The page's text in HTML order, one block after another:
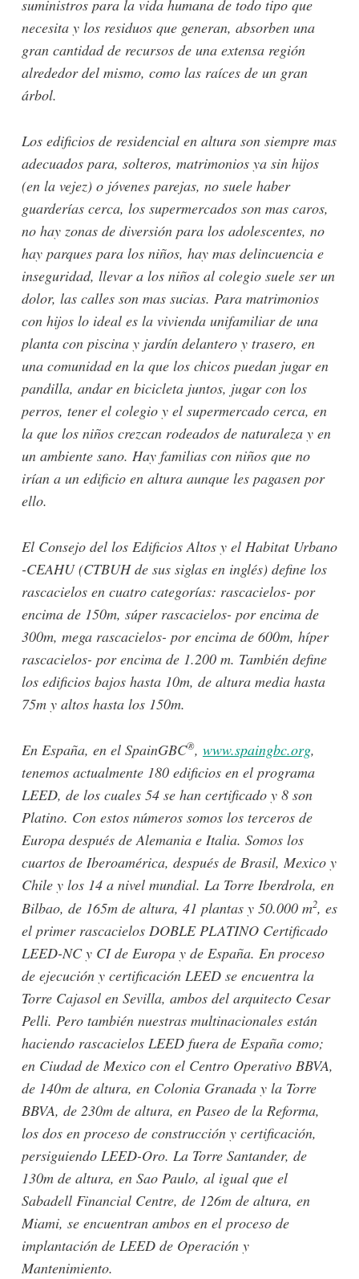
suministros para la vida humana de todo tipo que
necesita y los residuos que generan, absorben una
gran cantidad de recursos de una extensa región
alrededor del mismo, como las raíces de un gran
árbol.
Los edificios de residencial en altura son siempre mas
adecuados para, solteros, matrimonios ya sin hijos
(en la vejez) o jóvenes parejas, no suele haber
guarderías cerca, los supermercados son mas caros,
no hay zonas de diversión para los adolescentes, no
hay parques para los niños, hay mas delincuencia e
inseguridad, llevar a los niños al colegio suele ser un
dolor, las calles son mas sucias. Para matrimonios
con hijos lo ideal es la vivienda unifamiliar de una
planta con piscina y jardín delantero y trasero, en
una comunidad en la que los chicos puedan jugar en
pandilla, andar en bicicleta juntos, jugar con los
perros, tener el colegio y el supermercado cerca, en
la que los niños crezcan rodeados de naturaleza y en
un ambiente sano. Hay familias con niños que no
irían a un edificio en altura aunque les pagasen por
ello.
El Consejo del los Edificios Altos y el Habitat Urbano
-CEAHU (CTBUH de sus siglas en inglés) define los
rascacielos en cuatro categorías: rascacielos- por
encima de 150m, súper rascacielos- por encima de
300m, mega rascacielos- por encima de 600m, híper
rascacielos- por encima de 1.200 m. También define
los edificios bajos hasta 10m, de altura media hasta
75m y altos hasta los 150m.
En España, en el SpainGBC®, www.spaingbc.org,
tenemos actualmente 180 edificios en el programa
LEED, de los cuales 54 se han certificado y 8 son
Platino. Con estos números somos los terceros de
Europa después de Alemania e Italia. Somos los
cuartos de Iberoamérica, después de Brasil, Mexico y
Chile y los 14 a nivel mundial. La Torre Iberdrola, en
Bilbao, de 165m de altura, 41 plantas y 50.000 m2, es
el primer rascacielos DOBLE PLATINO Certificado
LEED-NC y CI de Europa y de España. En proceso
de ejecución y certificación LEED se encuentra la
Torre Cajasol en Sevilla, ambos del arquitecto Cesar
Pelli. Pero también nuestras multinacionales están
haciendo rascacielos LEED fuera de España como;
en Ciudad de Mexico con el Centro Operativo BBVA,
de 140m de altura, en Colonia Granada y la Torre
BBVA, de 230m de altura, en Paseo de la Reforma,
los dos en proceso de construcción y certificación,
persiguiendo LEED-Oro. La Torre Santander, de
130m de altura, en Sao Paulo, al igual que el
Sabadell Financial Centre, de 126m de altura, en
Miami, se encuentran ambos en el proceso de
implantación de LEED de Operación y
Mantenimiento.